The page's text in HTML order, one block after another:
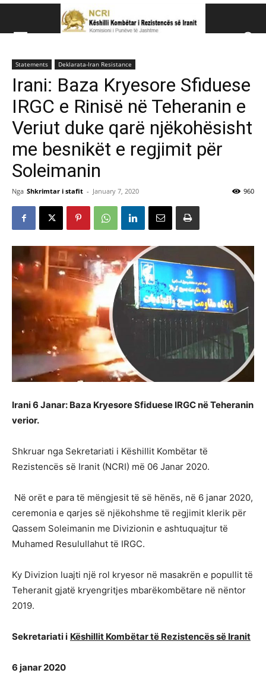
Këshillit Kombëtar të Rezistencës së Iranit (NCRI)
Statements Deklarata-Iran Resistance
Irani: Baza Kryesore Sfiduese
IRGC e Rinisë në Teheranin e
Veriut duke qarë njëkohësisht
me besnikët e regjimit për
Soleimanin
Nga Shkrimtar i stafit - January 7, 2020 960
Irani 6 Janar: Baza Kryesore Sfiduese IRGC në Teheranin
verior.
Shkruar nga Sekretariati i Këshillit Kombëtar të
Rezistencës së Iranit (NCRI) më 06 Janar 2020.
Në orët e para të mëngjesit të së hënës, në 6 janar 2020,
ceremonia e qarjes së njëkohshme të regjimit klerik për
Qassem Soleimanin me Divizionin e ashtuquajtur të
Muhamed Resulullahut të IRGC.
Ky Divizion luajti një rol kryesor në masakrën e popullit të
Teheranit gjatë kryengritjes mbarëkombëtare në nëntor
2019.
Sekretariati i Këshillit Kombëtar të Rezistencës së Iranit
6 janar 2020